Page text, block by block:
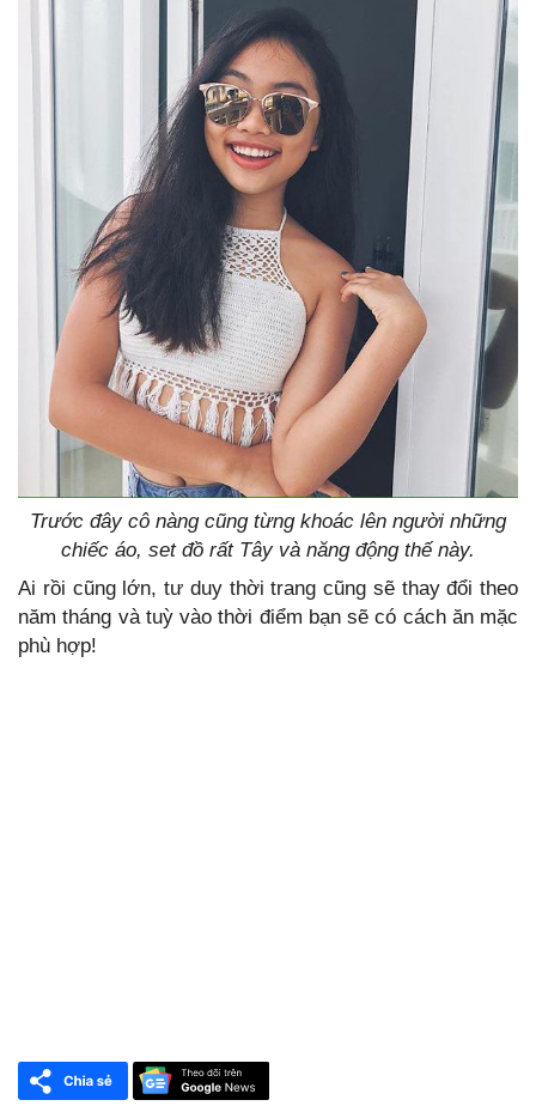
Trước đây cô nàng cũng từng khoác lên người những
chiếc áo, set đồ rất Tây và năng động thế này.
Ai rồi cũng lớn, tư duy thời trang cũng sẽ thay đổi theo
năm tháng và tuỳ vào thời điểm bạn sẽ có cách ăn mặc
phù hợp!